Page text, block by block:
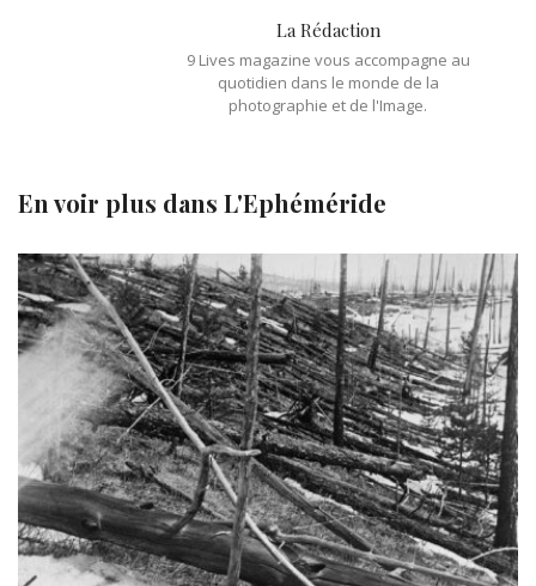
La Rédaction
9 Lives magazine vous accompagne au
quotidien dans le monde de la
photographie et de l'Image.
En voir plus dans L'Ephéméride